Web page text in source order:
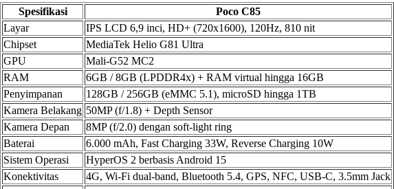
Spesifikasi
Poco C85
Layar
IPS LCD 6,9 inci, HD+ (720x1600), 120Hz, 810 nit
Chipset
MediaTek Helio G81 Ultra
GPU
Mali-G52 MC2
RAM
6GB / 8GB (LPDDR4x) + RAM virtual hingga 16GB
Penyimpanan
128GB / 256GB (eMMC 5.1), microSD hingga 1TB
Kamera Belakang 50MP (f/1.8) + Depth Sensor
Kamera Depan
8MP (f/2.0) dengan soft-light ring
Baterai
6.000 mAh, Fast Charging 33W, Reverse Charging 10W
Sistem Operasi
HyperOS 2 berbasis Android 15
Konektivitas
4G, Wi-Fi dual-band, Bluetooth 5.4, GPS, NFC, USB-C, 3.5mm Jack